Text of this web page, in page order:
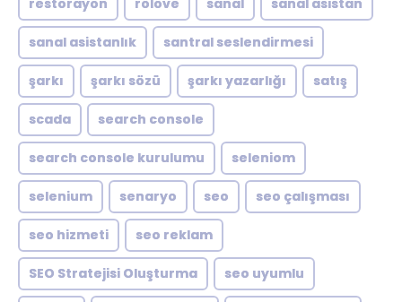
restorayon rölöve sanal sanal asistan
sanal asistanlık santral seslendirmesi
şarkı şarkı sözü şarkı yazarlığı satış
scada search console
search console kurulumu seleniom
selenium senaryo seo seo çalışması
seo hizmeti seo reklam
SEO Stratejisi Oluşturma seo uyumlu